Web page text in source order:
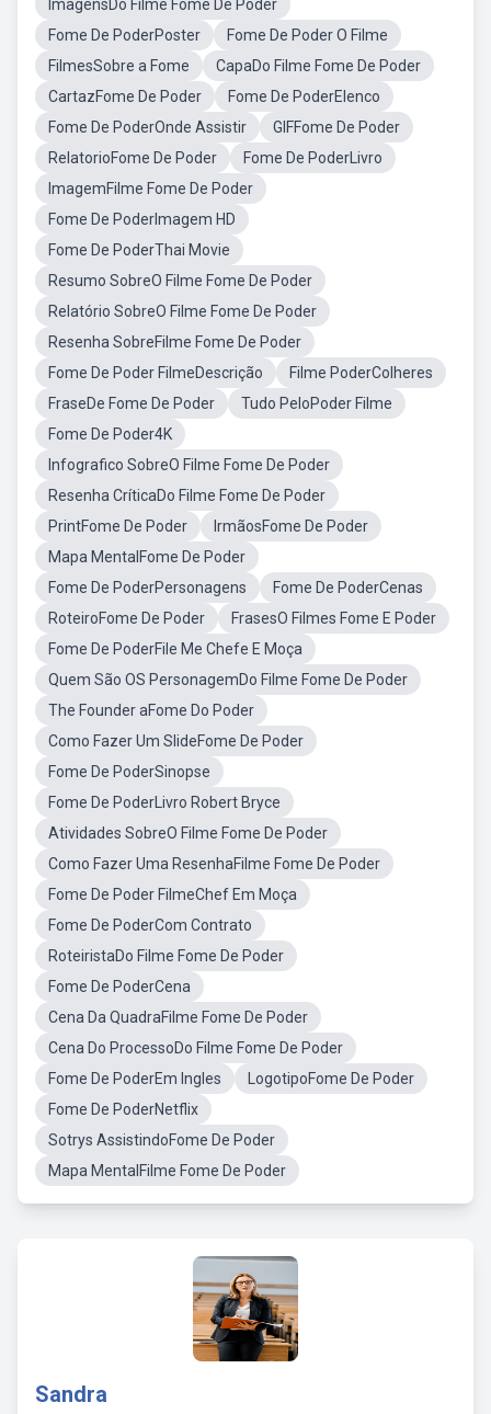
ImagensDo Filme Fome De Poder
Fome De PoderPoster
Fome De Poder O Filme
FilmesSobre a Fome
CapaDo Filme Fome De Poder
CartazFome De Poder
Fome De PoderElenco
Fome De PoderOnde Assistir
GIFFome De Poder
RelatorioFome De Poder
Fome De PoderLivro
ImagemFilme Fome De Poder
Fome De PoderImagem HD
Fome De PoderThai Movie
Resumo SobreO Filme Fome De Poder
Relatório SobreO Filme Fome De Poder
Resenha SobreFilme Fome De Poder
Fome De Poder FilmeDescrição
Filme PoderColheres
FraseDe Fome De Poder
Tudo PeloPoder Filme
Fome De Poder4K
Infografico SobreO Filme Fome De Poder
Resenha CríticaDo Filme Fome De Poder
PrintFome De Poder
IrmãosFome De Poder
Mapa MentalFome De Poder
Fome De PoderPersonagens
Fome De PoderCenas
RoteiroFome De Poder
FrasesO Filmes Fome E Poder
Fome De PoderFile Me Chefe E Moça
Quem São OS PersonagemDo Filme Fome De Poder
The Founder aFome Do Poder
Como Fazer Um SlideFome De Poder
Fome De PoderSinopse
Fome De PoderLivro Robert Bryce
Atividades SobreO Filme Fome De Poder
Como Fazer Uma ResenhaFilme Fome De Poder
Fome De Poder FilmeChef Em Moça
Fome De PoderCom Contrato
RoteiristaDo Filme Fome De Poder
Fome De PoderCena
Cena Da QuadraFilme Fome De Poder
Cena Do ProcessoDo Filme Fome De Poder
Fome De PoderEm Ingles
LogotipoFome De Poder
Fome De PoderNetflix
Sotrys AssistindoFome De Poder
Mapa MentalFilme Fome De Poder
Sandra